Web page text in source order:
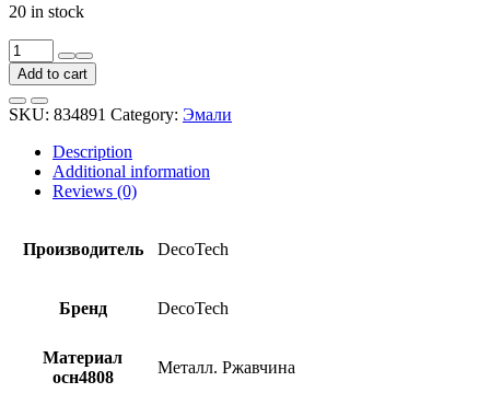
20 in stock
Грунт-
эмаль
DecoTech
Professional
3
00015854
под
RAL7004
Add to cart
SKU: 834891 Category: Эмали
Description
Additional information
Reviews (0)
Производитель DecoTech
Бренд DecoTech
Материал
осн4808
Металл. Ржавчина